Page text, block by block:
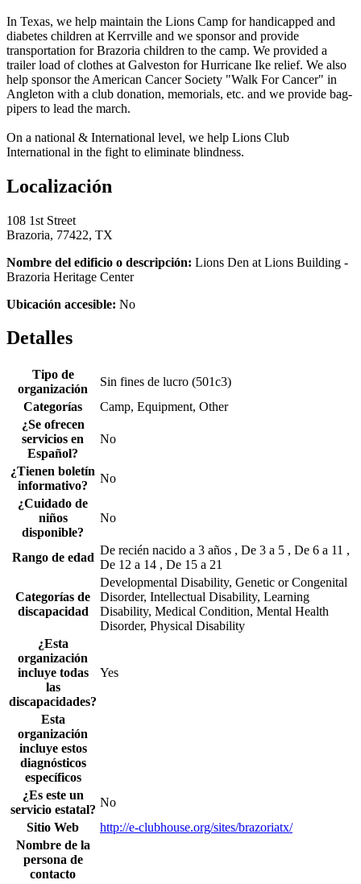
In Texas, we help maintain the Lions Camp for handicapped and
diabetes children at Kerrville and we sponsor and provide
transportation for Brazoria children to the camp. We provided a
trailer load of clothes at Galveston for Hurricane Ike relief. We also
help sponsor the American Cancer Society "Walk For Cancer" in
Angleton with a club donation, memorials, etc. and we provide bag-
pipers to lead the march.
On a national & International level, we help Lions Club
International in the fight to eliminate blindness.
Localización
108 1st Street
Brazoria, 77422, TX
Nombre del edificio o descripción: Lions Den at Lions Building -
Brazoria Heritage Center
Ubicación accesible: No
Detalles
Tipo de
organización
Sin fines de lucro (501c3)
Categorías
Camp, Equipment, Other
¿Se ofrecen
servicios en
Español?
No
¿Tienen boletín
informativo?
No
¿Cuidado de
niños
disponible?
No
Rango de edad
De recién nacido a 3 años , De 3 a 5 , De 6 a 11 ,
De 12 a 14 , De 15 a 21
Categorías de
discapacidad
Developmental Disability, Genetic or Congenital
Disorder, Intellectual Disability, Learning
Disability, Medical Condition, Mental Health
Disorder, Physical Disability
¿Esta
organización
incluye todas
las
discapacidades?
Yes
Esta
organización
incluye estos
diagnósticos
específicos
¿Es este un
servicio estatal?
No
Sitio Web
http://e-clubhouse.org/sites/brazoriatx/
Nombre de la
persona de
contacto